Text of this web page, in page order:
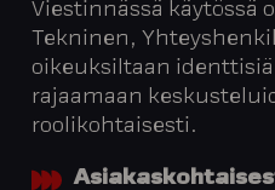
Viestinnässä käytössä
Tekninen,
oikeuksiltaan
rajaamaan
roolikohtaisesti.